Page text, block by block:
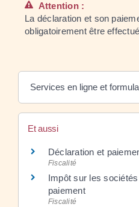
Attention :
La déclaration et son
obligatoirement être
Services en ligne et
Et aussi
Déclaration et
Fiscalité
Impôt sur les
paiement
Fiscalité